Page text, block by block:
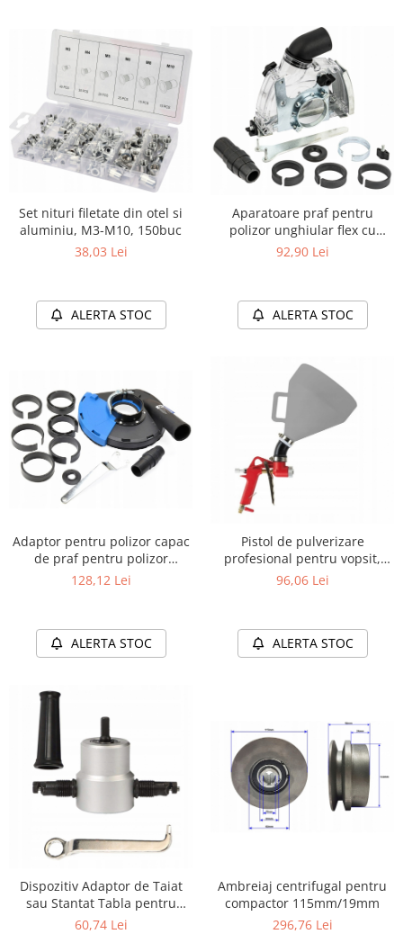
Set nituri filetate din otel si
aluminiu, M3-M10, 150buc
38,03 Lei
ALERTA STOC
Aparatoare praf pentru
polizor unghiular flex cu
sistem de aspiratie 115/125
92,90 Lei
ALERTA STOC
Adaptor pentru polizor capac
de praf pentru polizor
unghiular 180-230 mm
128,12 Lei
ALERTA STOC
Pistol de pulverizare
profesional pentru vopsit,
tencuit si varuit
96,06 Lei
ALERTA STOC
Dispozitiv Adaptor de Taiat
sau Stantat Tabla pentru
Masina de Gaurit
60,74 Lei
Ambreiaj centrifugal pentru
compactor 115mm/19mm
296,76 Lei